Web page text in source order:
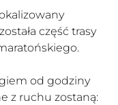
część trasy
od godziny
z ruchu zostaną: